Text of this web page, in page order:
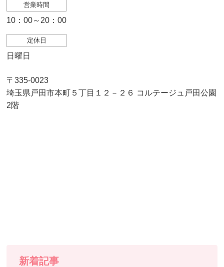
営業時間
10：00～20：00
定休日
日曜日
〒335-0023
埼玉県戸田市本町５丁目１２－２６ コルテージュ戸田公園
2階
新着記事